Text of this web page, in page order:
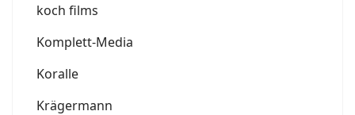
koch films
Komplett-Media
Koralle
Krägermann